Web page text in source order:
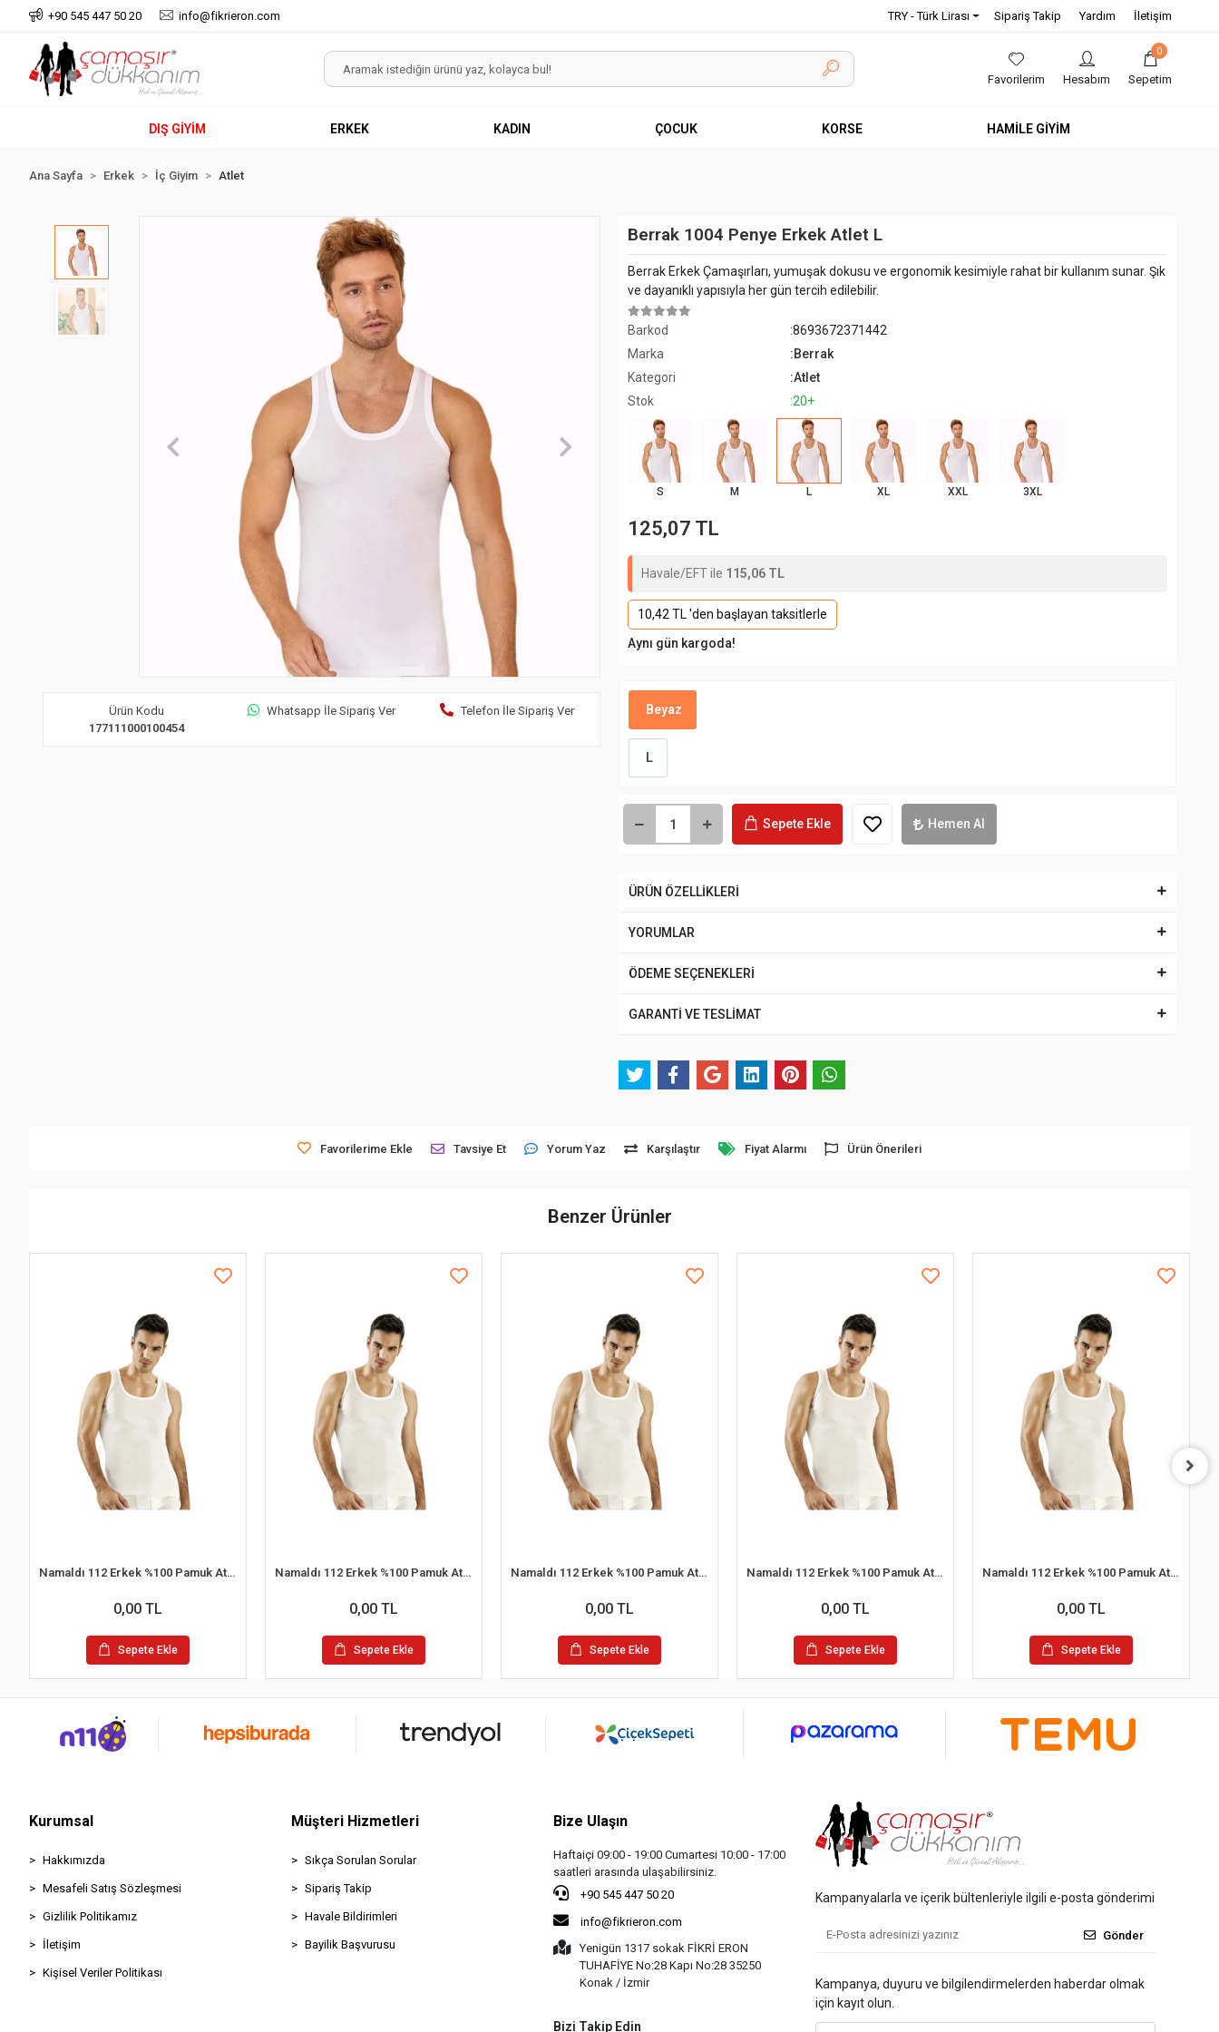
+90 545 447 50 20 info@fikrieron.com TRY - Türk Lirası Sipariş Takip Yardım İletişim
Favorilerim Hesabım
0
Sepetim
DIŞ GİYİM ERKEK KADIN ÇOCUK KORSE HAMİLE GİYİM
Ana Sayfa Erkek İç Giyim Atlet
Ürün Kodu
177111000100454
Whatsapp İle Sipariş Ver Telefon İle Sipariş Ver
Berrak 1004 Penye Erkek Atlet L
Berrak Erkek Çamaşırları, yumuşak dokusu ve ergonomik kesimiyle rahat bir kullanım sunar. Şık
ve dayanıklı yapısıyla her gün tercih edilebilir.
Barkod
:8693672371442
Marka
:Berrak
Kategori
:Atlet
Stok
:20+
S M L XL XXL 3XL
125,07 TL
Havale/EFT ile 115,06 TL
10,42 TL 'den başlayan taksitlerle
Aynı gün kargoda!
Beyaz
L
Sepete Ekle Hemen Al
ÜRÜN ÖZELLİKLERİ
YORUMLAR
ÖDEME SEÇENEKLERİ
GARANTİ VE TESLİMAT
Favorilerime Ekle Tavsiye Et Yorum Yaz Karşılaştır Fiyat Alarmı Ürün Önerileri
Benzer Ürünler
Namaldı 112 Erkek %100 Pamuk Atlet L 6'lı Paket
0,00 TL
Sepete Ekle
Namaldı 112 Erkek %100 Pamuk Atlet S 6'lı Paket
0,00 TL
Sepete Ekle
Namaldı 112 Erkek %100 Pamuk Atlet 2XL 6'lı Paket
0,00 TL
Sepete Ekle
Namaldı 112 Erkek %100 Pamuk Atlet M 6'lı Paket
0,00 TL
Sepete Ekle
Namaldı 112 Erkek %100 Pamuk Atlet XL 6'lı Paket
0,00 TL
Sepete Ekle
Kurumsal
Hakkımızda
Mesafeli Satış Sözleşmesi
Gizlilik Politikamız
İletişim
Kişisel Veriler Politikası
Müşteri Hizmetleri
Sıkça Sorulan Sorular
Sipariş Takip
Havale Bildirimleri
Bayilik Başvurusu
Bize Ulaşın
Haftaiçi 09:00 - 19:00 Cumartesi 10:00 - 17:00
saatleri arasında ulaşabilirsiniz.
+90 545 447 50 20
info@fikrieron.com
Yenigün 1317 sokak FİKRİ ERON
TUHAFİYE No:28 Kapı No:28 35250
Konak / İzmir
Bizi Takip Edin
Kampanyalarla ve içerik bültenleriyle ilgili e-posta gönderimi
Gönder
Kampanya, duyuru ve bilgilendirmelerden haberdar olmak
için kayıt olun.